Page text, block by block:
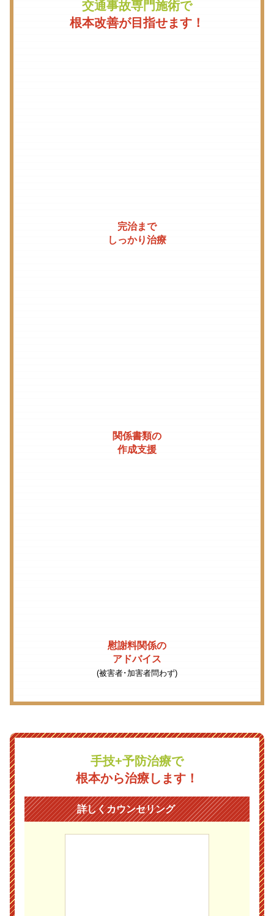
交通事故専門施術で
根本改善が目指せます！
完治まで
しっかり治療
関係書類の
作成支援
慰謝料関係の
アドバイス
(被害者･加害者問わず)
手技+予防治療で
根本から治療します！
詳しくカウンセリング